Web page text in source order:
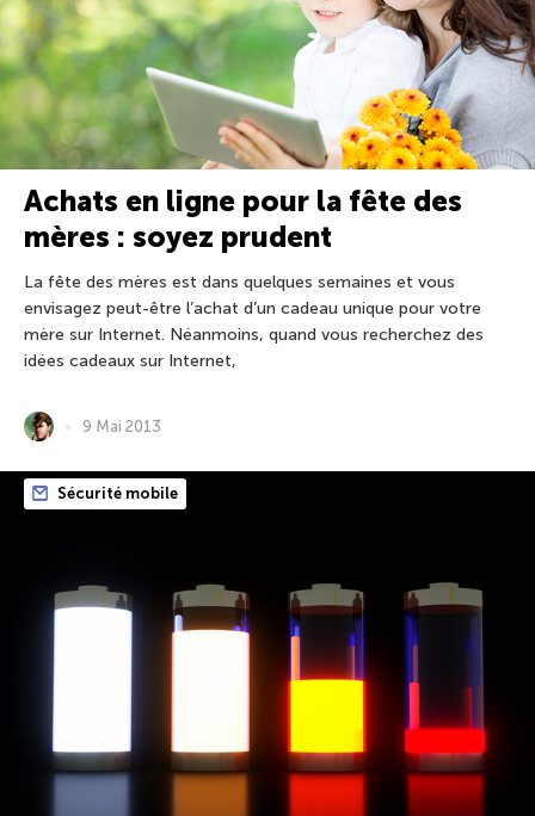
Achats en ligne pour la fête des
mères : soyez prudent
La fête des mères est dans quelques semaines et vous
envisagez peut-être l’achat d’un cadeau unique pour votre
mère sur Internet. Néanmoins, quand vous recherchez des
idées cadeaux sur Internet,
9 Mai 2013
Sécurité mobile